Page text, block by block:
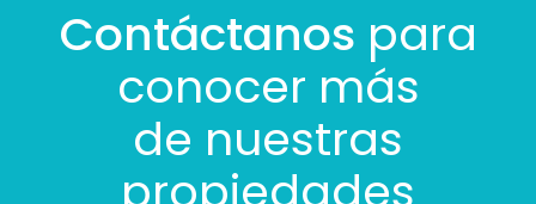
Contáctanos para
conocer más
de nuestras
propiedades